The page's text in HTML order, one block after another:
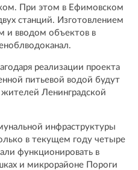
При этом в Ефимовском
станций. Изготовлением
и вводом объектов в
реализации проекта
питьевой водой будут
Ленинградской
инфраструктуры
в текущем году четыре
функционировать в
и микрорайоне Пороги